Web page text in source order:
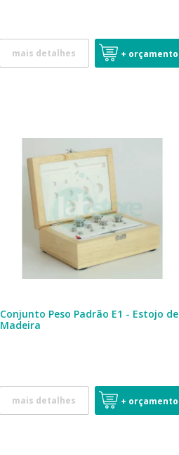
mais detalhes + orçamento
Conjunto Peso Padrão E1 - Estojo de
Madeira
mais detalhes + orçamento